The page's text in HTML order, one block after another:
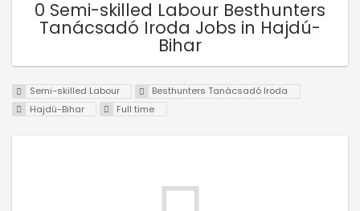
0 Semi-skilled Labour Besthunters
Tanácsadó Iroda Jobs in Hajdú-
Bihar
Semi-skilled Labour
Besthunters Tanácsadó Iroda
Hajdú-Bihar
Full time